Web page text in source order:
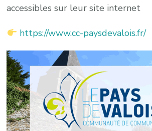
accessibles sur leur site internet
https://www.cc-paysdevalois.fr/